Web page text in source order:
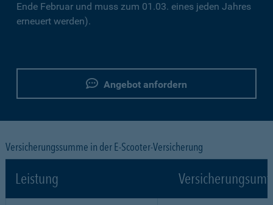
Ende Februar und muss zum 01.03. eines jeden Jahres
erneuert werden).
Angebot anfordern
Versicherungssumme in der E-Scooter-Versicherung
Leistung